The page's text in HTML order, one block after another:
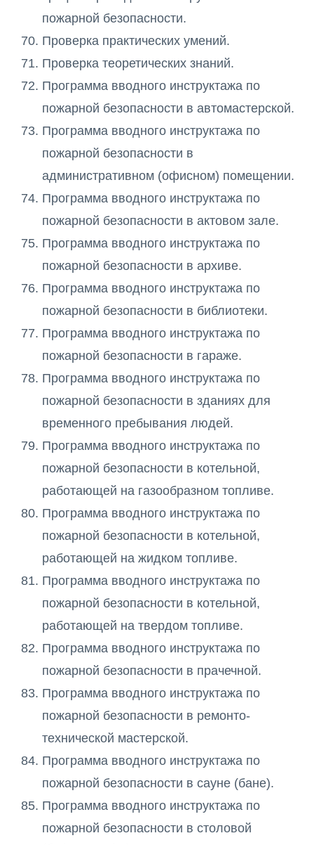
пожарной безопасности.
Проверка практических умений.
Проверка теоретических знаний.
Программа вводного инструктажа по
пожарной безопасности в автомастерской.
Программа вводного инструктажа по
пожарной безопасности в
административном (офисном) помещении.
Программа вводного инструктажа по
пожарной безопасности в актовом зале.
Программа вводного инструктажа по
пожарной безопасности в архиве.
Программа вводного инструктажа по
пожарной безопасности в библиотеки.
Программа вводного инструктажа по
пожарной безопасности в гараже.
Программа вводного инструктажа по
пожарной безопасности в зданиях для
временного пребывания людей.
Программа вводного инструктажа по
пожарной безопасности в котельной,
работающей на газообразном топливе.
Программа вводного инструктажа по
пожарной безопасности в котельной,
работающей на жидком топливе.
Программа вводного инструктажа по
пожарной безопасности в котельной,
работающей на твердом топливе.
Программа вводного инструктажа по
пожарной безопасности в прачечной.
Программа вводного инструктажа по
пожарной безопасности в ремонто-
технической мастерской.
Программа вводного инструктажа по
пожарной безопасности в сауне (бане).
Программа вводного инструктажа по
пожарной безопасности в столовой